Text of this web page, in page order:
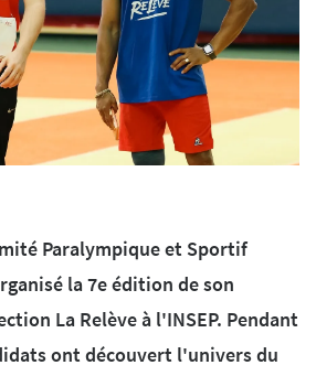
Paralympique et Sportif
la 7e édition de son
La Relève à l'INSEP. Pendant
ont découvert l'univers du